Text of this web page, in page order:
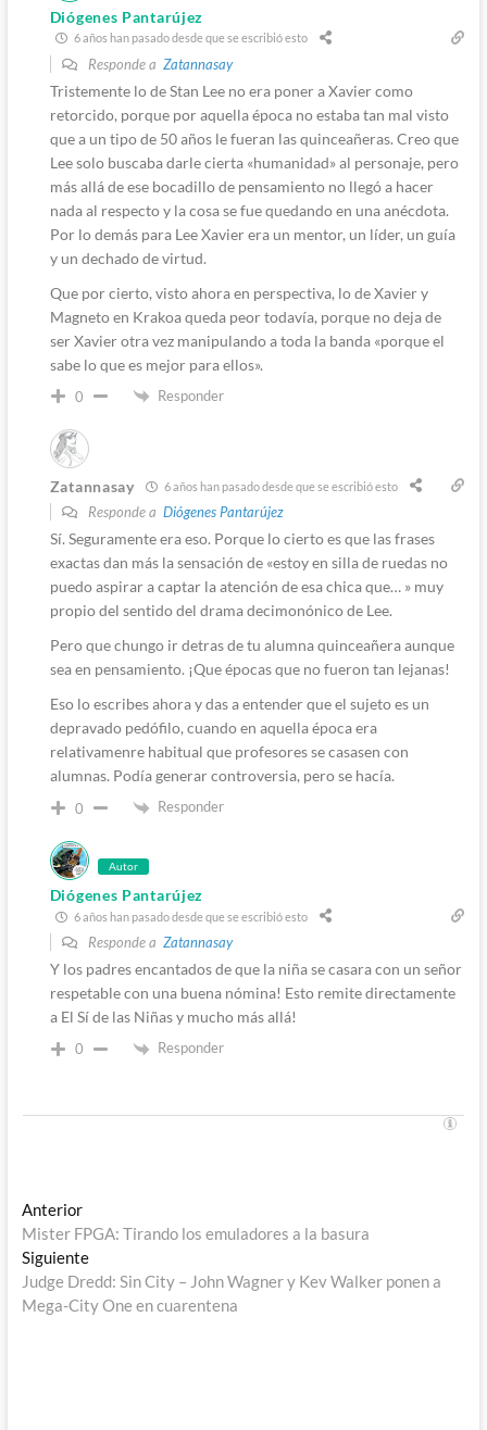
Diógenes Pantarújez
6 años han pasado desde que se escribió esto
Responde a Zatannasay
Tristemente lo de Stan Lee no era poner a Xavier como
retorcido, porque por aquella época no estaba tan mal visto
que a un tipo de 50 años le fueran las quinceañeras. Creo que
Lee solo buscaba darle cierta «humanidad» al personaje, pero
más allá de ese bocadillo de pensamiento no llegó a hacer
nada al respecto y la cosa se fue quedando en una anécdota.
Por lo demás para Lee Xavier era un mentor, un líder, un guía
y un dechado de virtud.
Que por cierto, visto ahora en perspectiva, lo de Xavier y
Magneto en Krakoa queda peor todavía, porque no deja de
ser Xavier otra vez manipulando a toda la banda «porque el
sabe lo que es mejor para ellos».
0 Responder
Zatannasay 6 años han pasado desde que se escribió esto
Responde a Diógenes Pantarújez
Sí. Seguramente era eso. Porque lo cierto es que las frases
exactas dan más la sensación de «estoy en silla de ruedas no
puedo aspirar a captar la atención de esa chica que… » muy
propio del sentido del drama decimonónico de Lee.
Pero que chungo ir detras de tu alumna quinceañera aunque
sea en pensamiento. ¡Que épocas que no fueron tan lejanas!
Eso lo escribes ahora y das a entender que el sujeto es un
depravado pedófilo, cuando en aquella época era
relativamenre habitual que profesores se casasen con
alumnas. Podía generar controversia, pero se hacía.
0 Responder
Autor
Diógenes Pantarújez
6 años han pasado desde que se escribió esto
Responde a Zatannasay
Y los padres encantados de que la niña se casara con un señor
respetable con una buena nómina! Esto remite directamente
a El Sí de las Niñas y mucho más allá!
0 Responder
Navegación
de
entradas
AnteriorEntrada
anterior:
Mister FPGA: Tirando los emuladores a la basura
SiguienteEntrada
siguiente:
Judge Dredd: Sin City – John Wagner y Kev Walker ponen a
Mega-City One en cuarentena